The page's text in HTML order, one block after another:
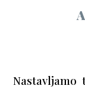
Nastavljamo